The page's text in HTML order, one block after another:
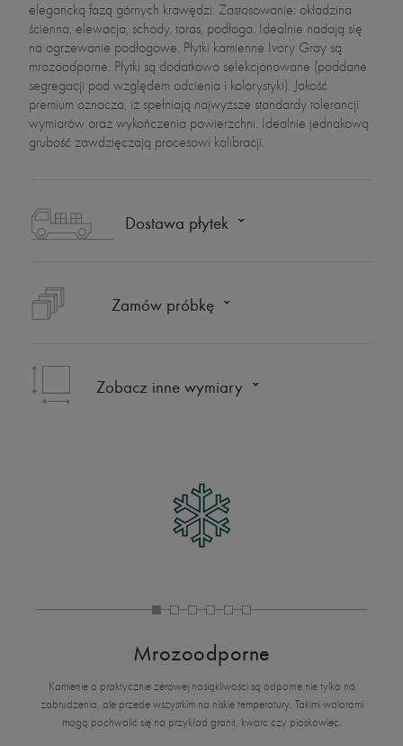
elegancką fazą górnych krawędzi. Zastosowanie: okładzina
ścienna, elewacja, schody, taras, podłoga. Idealnie nadają się
na ogrzewanie podłogowe. Płytki kamienne Ivory Gray są
mrozoodporne. Płytki są dodatkowo selekcjonowane (poddane
segregacji pod względem odcienia i kolorystyki). Jakość
premium oznacza, iż spełniają najwyższe standardy tolerancji
wymiarów oraz wykończenia powierzchni. Idealnie jednakową
grubość zawdzięczają procesowi kalibracji.
Dostawa płytek
Zamów próbkę
Zobacz inne wymiary
Mrozoodporne
Kamienie o praktycznie zerowej nasiąkliwości są odporne nie tylko na
zabrudzenia, ale przede wszystkim na niskie temperatury. Takimi walorami
mogą pochwalić się na przykład granit, kwarc czy piaskowiec.